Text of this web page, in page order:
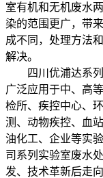
室有机和无机废水
染的范围更广，带
成不同，处理方法
解决。
四川优浦达系列
广泛应用于中、高
检所、疾控中心、
测、动物疾控、血
油化工、企业等实
司系列实验室废水
发、技术革新后走